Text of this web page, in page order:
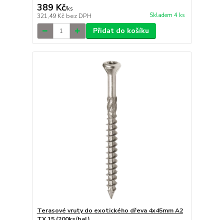
389 Kč/ks
321,49 Kč bez DPH Skladem 4 ks
Přidat do košíku
Terasové vruty do exotického dřeva 4x45mm A2